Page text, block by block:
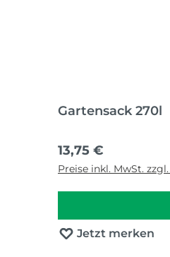
Gartensack 270l
Regulärer Preis:
13,75 €
Preise inkl. MwSt.
Jetzt merken